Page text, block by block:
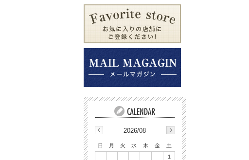
ウェア・シューズ・その他
2026/08
日 月 火 水 木 金
土
1